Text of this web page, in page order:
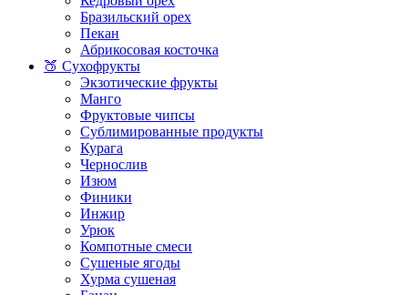
Бразильский орех
Пекан
Абрикосовая косточка
🍑 Сухофрукты
Экзотические фрукты
Манго
Фруктовые чипсы
Сублимированные продукты
Курага
Чернослив
Изюм
Финики
Инжир
Урюк
Компотные смеси
Сушеные ягоды
Хурма сушеная